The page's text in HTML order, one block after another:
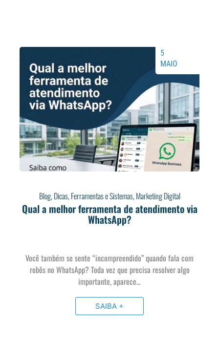
Blog,Dicas,Ferramentas e Sistemas,Marketing Digital
Qual a melhor ferramenta de atendimento via
WhatsApp?
5
MAIO
Você também se sente “incompreendido” quando fala com
robôs no WhatsApp? Toda vez que precisa resolver algo
importante, aparece…
SAIBA +